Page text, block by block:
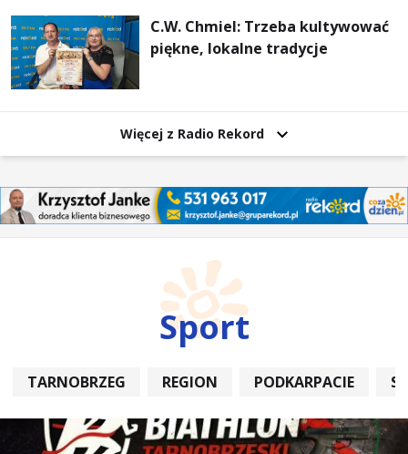
C.W. Chmiel: Trzeba kultywować
piękne, lokalne tradycje
Więcej z Radio Rekord
Sport
TARNOBRZEG REGION PODKARPACIE